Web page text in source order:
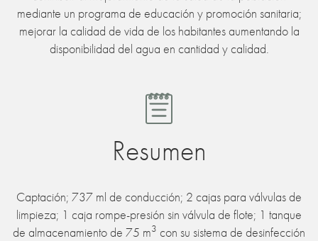
mediante un programa de educación y promoción sanitaria;
mejorar la calidad de vida de los habitantes aumentando la
disponibilidad del agua en cantidad y calidad.
Resumen
Captación; 737 ml de conducción; 2 cajas para válvulas de
limpieza; 1 caja rompe-presión sin válvula de flote; 1 tanque
de almacenamiento de 75 m3 con su sistema de desinfección